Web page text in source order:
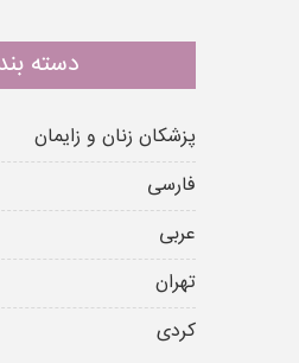
دسته
پزشکان زنان و زایمان
فارسی
عربی
تهران
کردی